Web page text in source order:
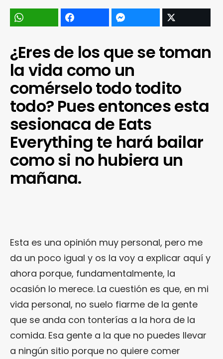
¿Eres de los que se toman
la vida como un
comérselo todo todito
todo? Pues entonces esta
sesionaca de Eats
Everything te hará bailar
como si no hubiera un
mañana.
Esta es una opinión muy personal, pero me
da un poco igual y os la voy a explicar aquí y
ahora porque, fundamentalmente, la
ocasión lo merece. La cuestión es que, en mi
vida personal, no suelo fiarme de la gente
que se anda con tonterías a la hora de la
comida. Esa gente a la que no puedes llevar
a ningún sitio porque no quiere comer